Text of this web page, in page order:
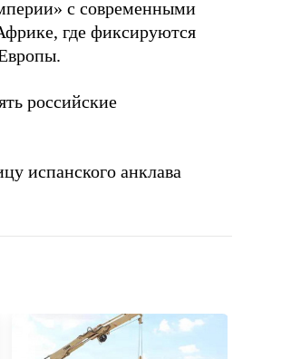
с современными
где фиксируются
российские
испанского анклава